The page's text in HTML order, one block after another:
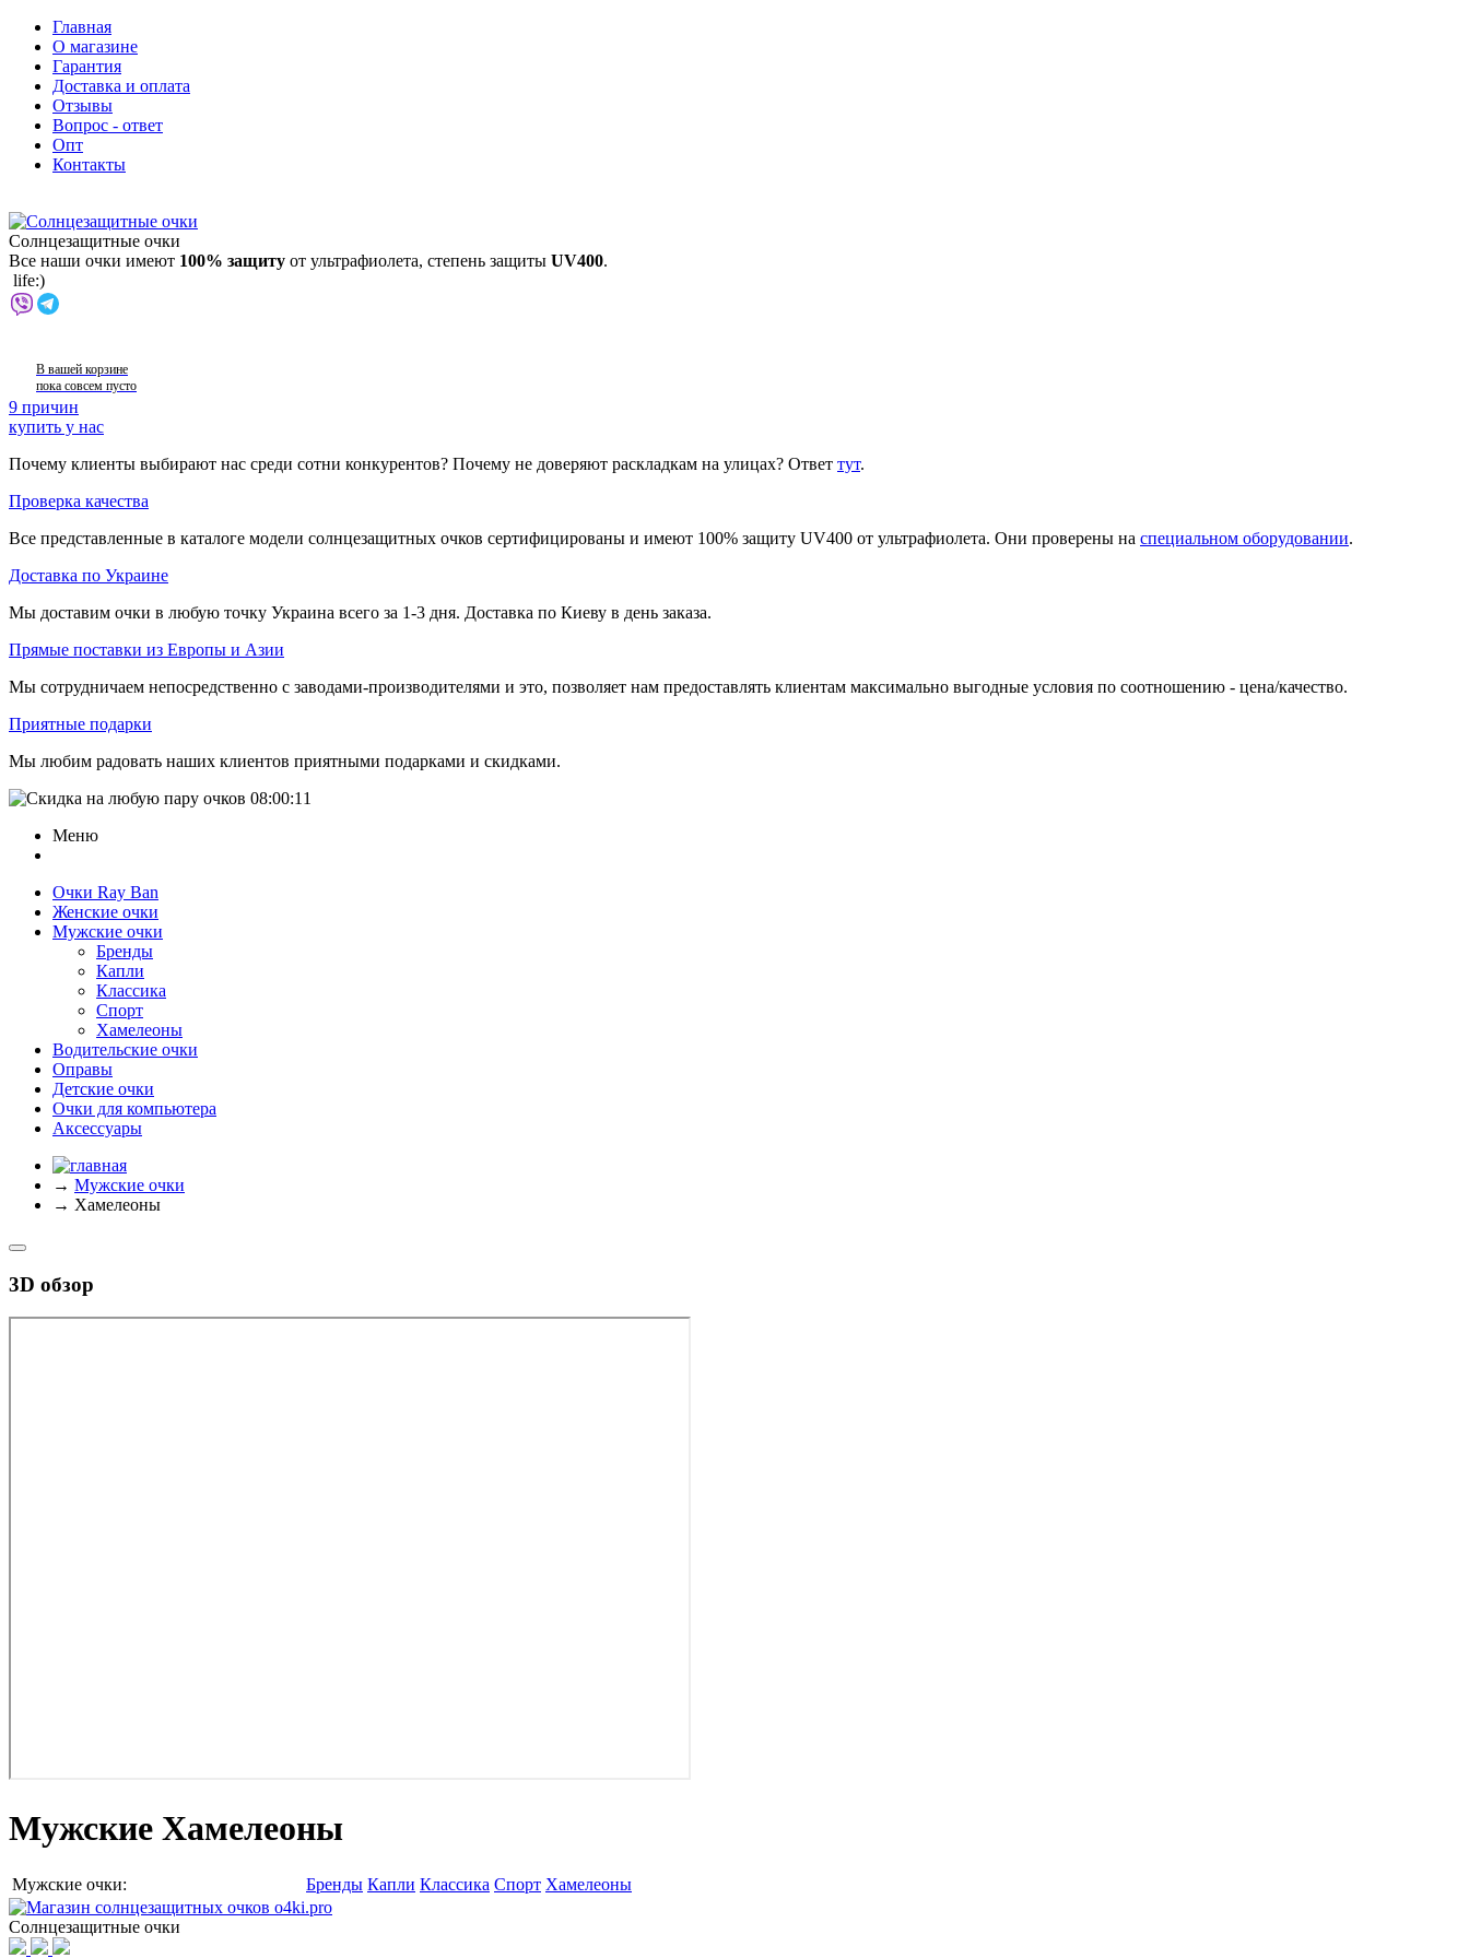
Главная
О магазине
Гарантия
Доставка и оплата
Отзывы
Вопрос - ответ
Опт
Контакты
Солнцезащитные очки
Все наши очки имеют 100% защиту от ультрафиолета, степень защиты UV400.
life:)
В вашей корзине
пока совсем пусто
9 причин
купить у нас
Почему клиенты выбирают нас среди сотни конкурентов? Почему не доверяют раскладкам на улицах? Ответ тут.
Проверка качества
Все представленные в каталоге модели солнцезащитных очков сертифицированы и имеют 100% защиту UV400 от ультрафиолета. Они проверены на специальном оборудовании.
Доставка по Украине
Мы доставим очки в любую точку Украина всего за 1-3 дня. Доставка по Киеву в день заказа.
Прямые поставки из Европы и Азии
Мы сотрудничаем непосредственно с заводами-производителями и это, позволяет нам предоставлять клиентам максимально выгодные условия по соотношению - цена/качество.
Приятные подарки
Мы любим радовать наших клиентов приятными подарками и скидками.
08:00:11
Меню
Очки Ray Ban
Женские очки
Мужские очки
Бренды
Капли
Классика
Спорт
Хамелеоны
Водительские очки
Оправы
Детские очки
Очки для компьютера
Аксессуары
→ Мужские очки
→ Хамелеоны
3D обзор
Мужские Хамелеоны
Мужские очки: Бренды Капли Классика Спорт Хамелеоны
Солнцезащитные очки